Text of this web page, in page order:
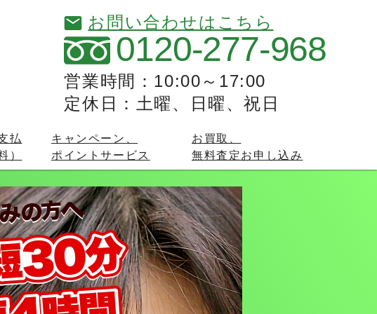
お問い合わせはこちら
0120-277-968
営業時間：10:00～17:00
定休日：土曜、日曜、祝日
払
）
キャンペーン、
ポイントサービス
お買取、
無料査定お申し込み